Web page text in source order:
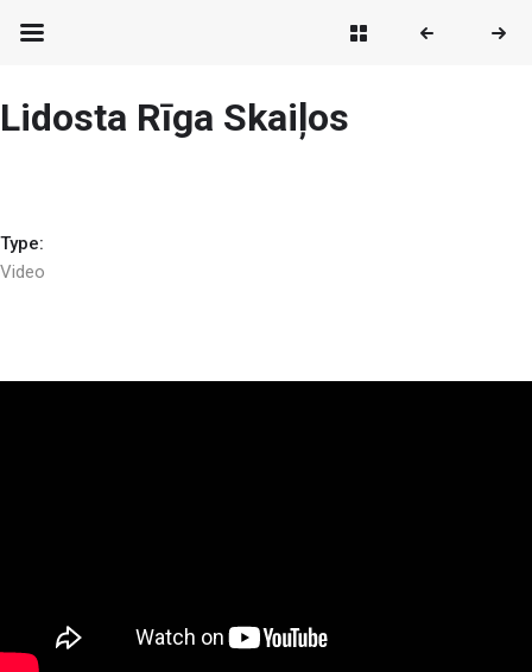
Lidosta Rīga Skaiļos
Type:
Video